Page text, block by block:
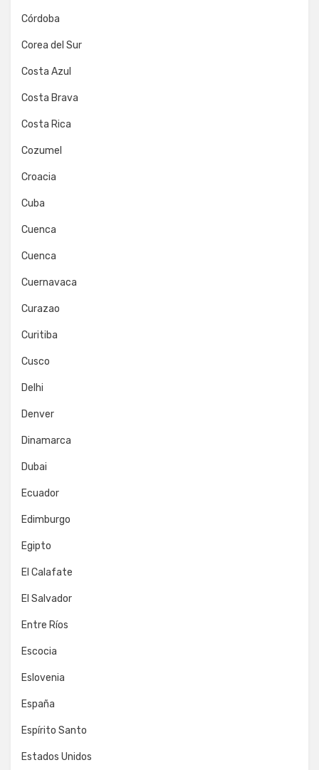
Córdoba
Corea del Sur
Costa Azul
Costa Brava
Costa Rica
Cozumel
Croacia
Cuba
Cuenca
Cuenca
Cuernavaca
Curazao
Curitiba
Cusco
Delhi
Denver
Dinamarca
Dubai
Ecuador
Edimburgo
Egipto
El Calafate
El Salvador
Entre Ríos
Escocia
Eslovenia
España
Espírito Santo
Estados Unidos